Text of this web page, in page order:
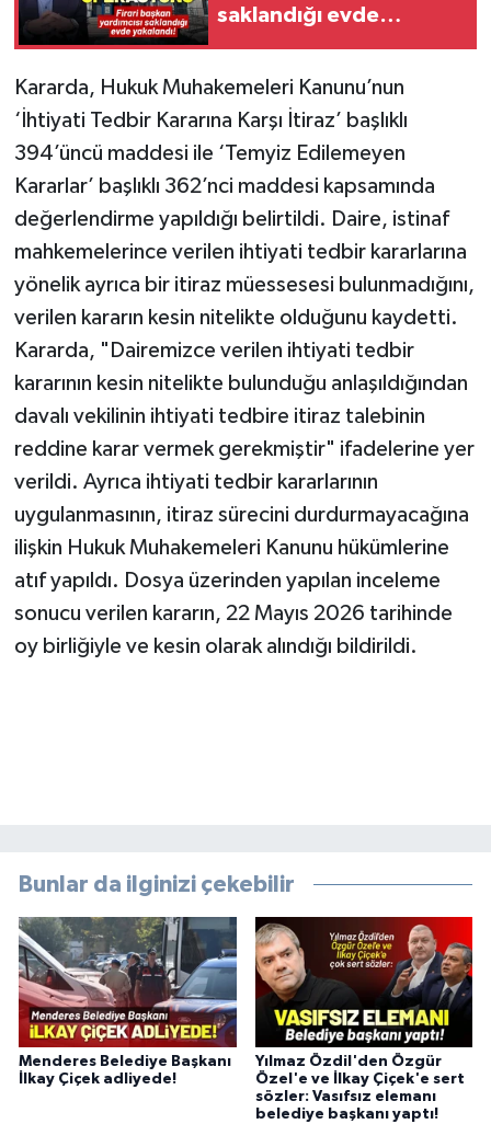
saklandığı evde
Kararda, Hukuk Muhakemeleri Kanunu’nun
‘İhtiyati Tedbir Kararına Karşı İtiraz’ başlıklı
394’üncü maddesi ile ‘Temyiz Edilemeyen
Kararlar’ başlıklı 362’nci maddesi kapsamında
değerlendirme yapıldığı belirtildi. Daire, istinaf
mahkemelerince verilen ihtiyati tedbir kararlarına
yönelik ayrıca bir itiraz müessesesi bulunmadığını,
verilen kararın kesin nitelikte olduğunu kaydetti.
Kararda, "Dairemizce verilen ihtiyati tedbir
kararının kesin nitelikte bulunduğu anlaşıldığından
davalı vekilinin ihtiyati tedbire itiraz talebinin
reddine karar vermek gerekmiştir" ifadelerine yer
verildi. Ayrıca ihtiyati tedbir kararlarının
uygulanmasının, itiraz sürecini durdurmayacağına
ilişkin Hukuk Muhakemeleri Kanunu hükümlerine
atıf yapıldı. Dosya üzerinden yapılan inceleme
sonucu verilen kararın, 22 Mayıs 2026 tarihinde
oy birliğiyle ve kesin olarak alındığı bildirildi.
Bunlar da ilginizi çekebilir
Menderes Belediye Başkanı
İlkay Çiçek adliyede!
Yılmaz Özdil'den Özgür
Özel'e ve İlkay Çiçek'e sert
sözler: Vasıfsız elemanı
belediye başkanı yaptı!